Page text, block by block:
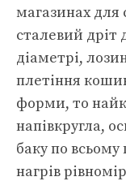
магазинах для
сталевий дріт
діаметрі,
плетіння
форми, то
напівкругла,
баку по
нагрів